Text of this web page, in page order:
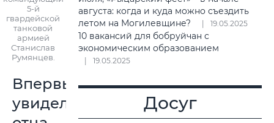
5-й
гвардейской
танковой
армией
Станислав
Румянцев.
Впервые
увидел
августа: когда и куда можно съездить
летом на Могилевщине?
19.05.2025
10 вакансий для бобруйчан с
экономическим образованием
19.05.2025
Досуг